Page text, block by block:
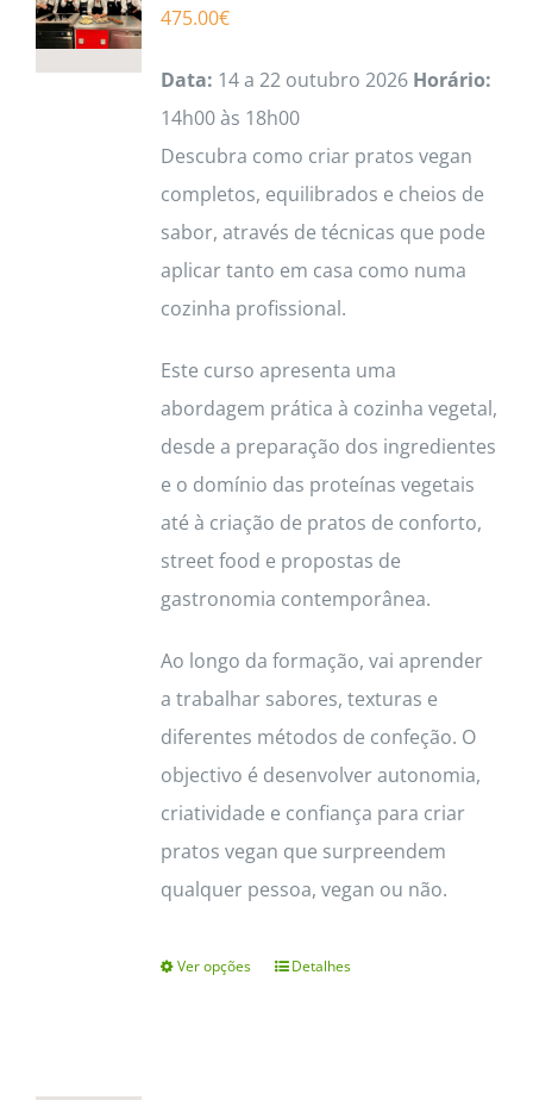
475.00€
Data: 14 a 22 outubro 2026 Horário:
14h00 às 18h00
Descubra como criar pratos vegan
completos, equilibrados e cheios de
sabor, através de técnicas que pode
aplicar tanto em casa como numa
cozinha profissional.
Este curso apresenta uma
abordagem prática à cozinha vegetal,
desde a preparação dos ingredientes
e o domínio das proteínas vegetais
até à criação de pratos de conforto,
street food e propostas de
gastronomia contemporânea.
Ao longo da formação, vai aprender
a trabalhar sabores, texturas e
diferentes métodos de confeção. O
objectivo é desenvolver autonomia,
criatividade e confiança para criar
pratos vegan que surpreendem
qualquer pessoa, vegan ou não.
Ver opções
ThisDetalhes